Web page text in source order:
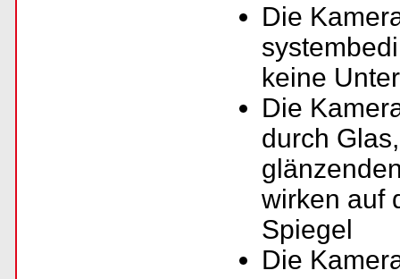
Die
keine
Die
durch
wirken auf
Spiegel
Die